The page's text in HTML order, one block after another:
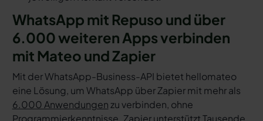
WhatsApp mit Repuso und über
6.000 weiteren Apps verbinden
mit Mateo und Zapier
Mit der WhatsApp-Business-API bietet hellomateo
eine Lösung, um WhatsApp über Zapier mit mehr als
6.000 Anwendungenzu verbinden, ohne